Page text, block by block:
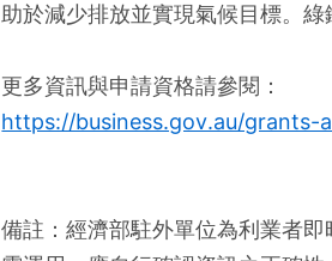
助於減少排放並實現氣候目標。
更多資訊與申請資格請參閱：
https://business.gov.au/
備註：經濟部駐外單位為利業者